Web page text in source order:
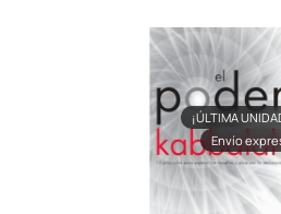
¡ÚLTIMA
Envío